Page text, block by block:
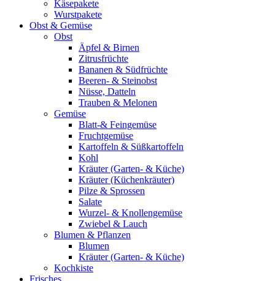
Käsepakete
Wurstpakete
Obst & Gemüse
Obst
Äpfel & Birnen
Zitrusfrüchte
Bananen & Südfrüchte
Beeren- & Steinobst
Nüsse, Datteln
Trauben & Melonen
Gemüse
Blatt-& Feingemüse
Fruchtgemüse
Kartoffeln & Süßkartoffeln
Kohl
Kräuter (Garten- & Küche)
Kräuter (Küchenkräuter)
Pilze & Sprossen
Salate
Wurzel- & Knollengemüse
Zwiebel & Lauch
Blumen & Pflanzen
Blumen
Kräuter (Garten- & Küche)
Kochkiste
Frisches